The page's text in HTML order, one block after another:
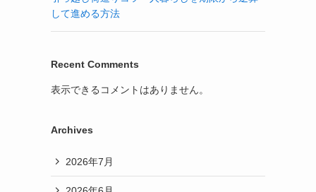
して進める方法
Recent Comments
表示できるコメントはありません。
Archives
2026年7月